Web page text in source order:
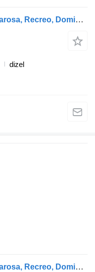
Irisbus Access, Evadys, Axer, Karosa, Recreo, Domino, Agora, Citelis, Eurorider (1999-) otobüs için Irisbus eurorider (01.01-) 5006310321 hidrolik amplifikatör
dizel
Irisbus Access, Evadys, Axer, Karosa, Recreo, Domino, Agora, Citelis, Eurorider (1999-) otobüs için ZF EURORIDER (01.01-) 8696955107 hidrolik direksiyon pompası